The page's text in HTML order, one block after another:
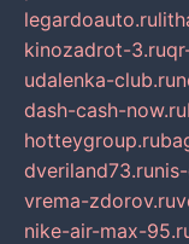
legardoauto.ru
kinozadrot-3.ru
udalenka-club.ru
dash-cash-now.ru
hotteygroup.ru
dveriland73.ru
vrema-zdorov.ru
nike-air-max-